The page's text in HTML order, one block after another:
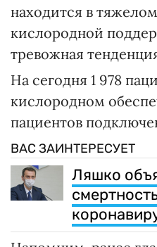
находится в
кислородной
тревожная
На сегодня 1 978
кислородном
пациентов
ВАС ЗАИНТЕРЕСУЕТ
Ляшко